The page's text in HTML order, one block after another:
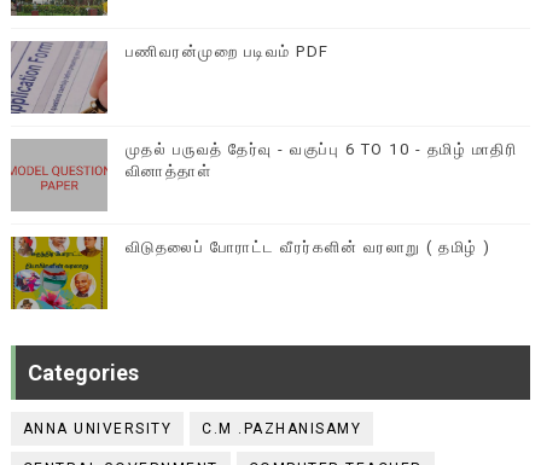
பணிவரன்முறை படிவம் PDF
முதல் பருவத் தேர்வு - வகுப்பு 6 TO 10 - தமிழ் மாதிரி
வினாத்தாள்
விடுதலைப் போராட்ட வீரர்களின் வரலாறு ( தமிழ் )
Categories
ANNA UNIVERSITY C.M .PAZHANISAMY